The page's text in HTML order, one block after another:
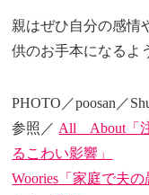
親はぜひ自分の感情
供のお手本になるよ
PHOTO／poosan／
参照／ All About「
るこわい影響」
Woories「家庭で夫